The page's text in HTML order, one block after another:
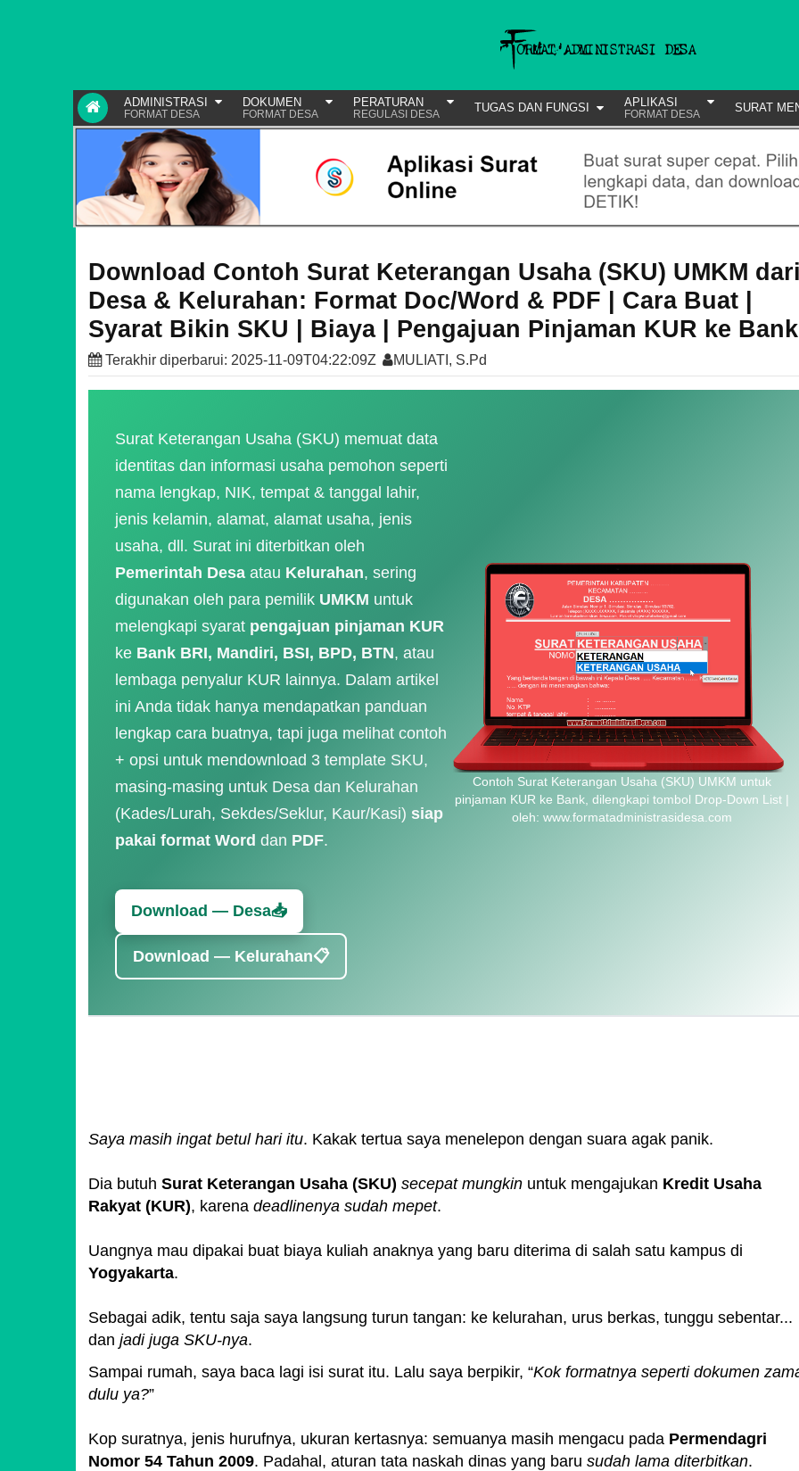
ADMINISTRASI
FORMAT DESA
DOKUMEN
FORMAT DESA
PERATURAN
REGULASI DESA TUGAS DAN FUNGSI APLIKASI
FORMAT DESA SURAT
Download Contoh Surat Keterangan Usaha (SKU) UMKM dari
Desa & Kelurahan: Format Doc/Word & PDF | Cara Buat |
Syarat Bikin SKU | Biaya | Pengajuan Pinjaman KUR ke Bank
Terakhir diperbarui: 2025-11-09T04:22:09Z MULIATI, S.Pd
Surat Keterangan Usaha (SKU) memuat data
identitas dan informasi usaha pemohon seperti
nama lengkap, NIK, tempat & tanggal lahir,
jenis kelamin, alamat, alamat usaha, jenis
usaha, dll. Surat ini diterbitkan oleh
Pemerintah Desa atau Kelurahan, sering
digunakan oleh para pemilik UMKM untuk
melengkapi syarat pengajuan pinjaman KUR
ke Bank BRI, Mandiri, BSI, BPD, BTN, atau
lembaga penyalur KUR lainnya. Dalam artikel
ini Anda tidak hanya mendapatkan panduan
lengkap cara buatnya, tapi juga melihat contoh
+ opsi untuk mendownload 3 template SKU,
masing-masing untuk Desa dan Kelurahan
(Kades/Lurah, Sekdes/Seklur, Kaur/Kasi) siap
pakai format Word dan PDF.
Download — Desa📥
Download — Kelurahan📋
Contoh Surat Keterangan Usaha (SKU) UMKM untuk
pinjaman KUR ke Bank, dilengkapi tombol Drop-Down List |
oleh: www.formatadministrasidesa.com
Saya masih ingat betul hari itu. Kakak tertua saya menelepon dengan suara agak panik.
Dia butuh Surat Keterangan Usaha (SKU) secepat mungkin untuk mengajukan Kredit Usaha
Rakyat (KUR), karena deadlinenya sudah mepet.
Uangnya mau dipakai buat biaya kuliah anaknya yang baru diterima di salah satu kampus di
Yogyakarta.
Sebagai adik, tentu saja saya langsung turun tangan: ke kelurahan, urus berkas, tunggu sebentar...
dan jadi juga SKU-nya.
Sampai rumah, saya baca lagi isi surat itu. Lalu saya berpikir, Kok formatnya seperti dokumen
dulu ya?
Kop suratnya, jenis hurufnya, ukuran kertasnya: semuanya masih mengacu pada Permendagri
Nomor 54 Tahun 2009. Padahal, aturan tata naskah dinas yang baru sudah lama diterbitkan.